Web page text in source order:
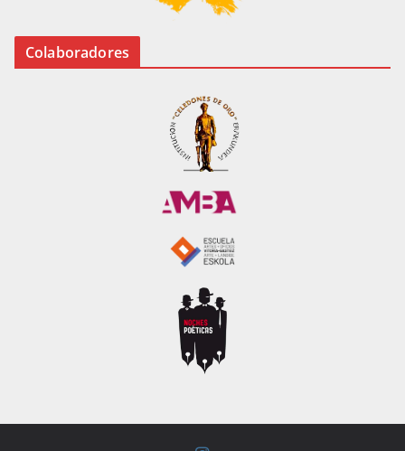
Colaboradores